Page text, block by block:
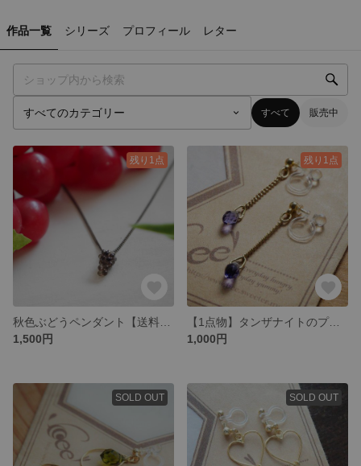
作品一覧 シリーズ プロフィール レター
すべて 販売中
残り1点
1,500円
残り1点
【1点物】タンザナイトのプチノンホールピアス【送料込】
1,000円
SOLD OUT SOLD OUT